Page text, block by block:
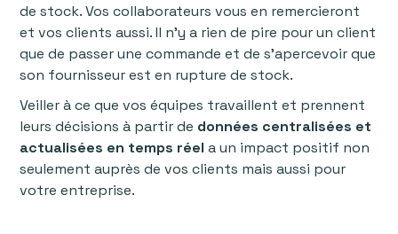
de stock. Vos collaborateurs vous en remercieront
et vos clients aussi. Il n'y a rien de pire pour un client
que de passer une commande et de s’apercevoir que
son fournisseur est en rupture de stock.
Veiller à ce que vos équipes travaillent et prennent
leurs décisions à partir de données centralisées et
actualisées en temps réel a un impact positif non
seulement auprès de vos clients mais aussi pour
votre entreprise.